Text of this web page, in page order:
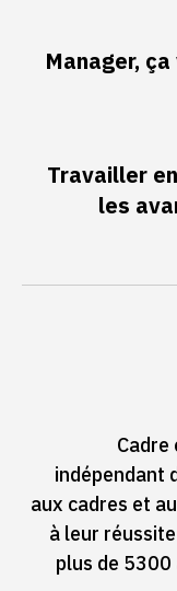
Manager,
Travailler
les
indépendant
aux cadres et
à leur
plus de